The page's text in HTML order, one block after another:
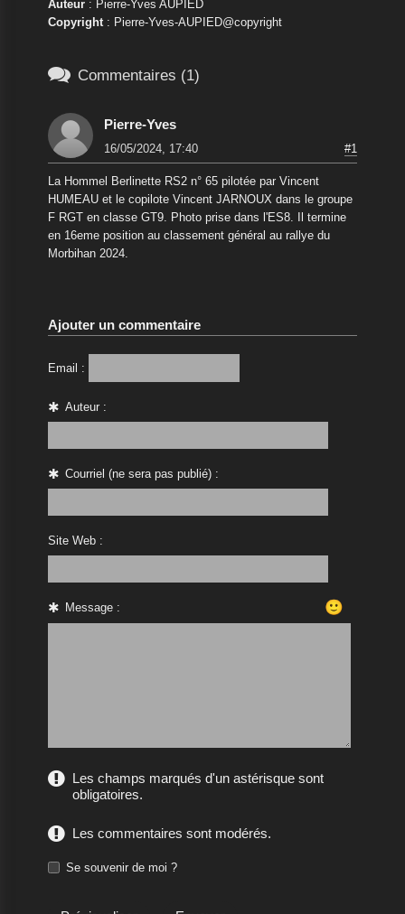
Auteur: Pierre-Yves AUPIED
Copyright: Pierre-Yves-AUPIED@copyright
 Commentaires (1)
Pierre-Yves
16/05/2024, 17:40 #1
La Hommel Berlinette RS2 n° 65 pilotée par Vincent
HUMEAU et le copilote Vincent JARNOUX dans le groupe
F RGT en classe GT9. Photo prise dans l'ES8. Il termine
en 16eme position au classement général au rallye du
Morbihan 2024.
Ajouter un commentaire
Email :
Auteur :
Courriel (ne sera pas publié) :
Site Web :
Message : 🙂
Les champs marqués d'un astérisque sont
obligatoires.
Les commentaires sont modérés.
Se souvenir de moi ?